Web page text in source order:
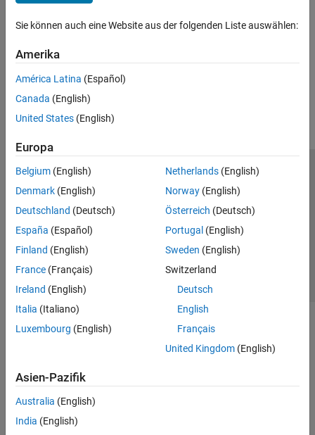
Sie können auch eine Website aus der folgenden Liste auswählen:
Amerika
América Latina (Español)
Canada (English)
United States (English)
Europa
Belgium (English)
Denmark (English)
Deutschland (Deutsch)
España (Español)
Finland (English)
France (Français)
Ireland (English)
Italia (Italiano)
Luxembourg (English)
Netherlands(English)
Norway(English)
Österreich (Deutsch)
Portugal (English)
Sweden (English)
Switzerland
Deutsch
English
Français
United Kingdom(English)
Asien-Pazifik
Australia (English)
India (English)
Trust Center
Datenschutz-Richtlinien
Datendiebstahl verhindern
Status von Anwendungen
© 1994-2026 The MathWorks, Inc.
Website auswählen
Deutschland